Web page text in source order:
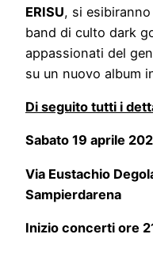
ERISU, si
band di culto dark
appassionati del
su un nuovo album
Di seguito tutti i
Sabato 19 aprile
Via Eustachio
Sampierdarena
Inizio concerti ore